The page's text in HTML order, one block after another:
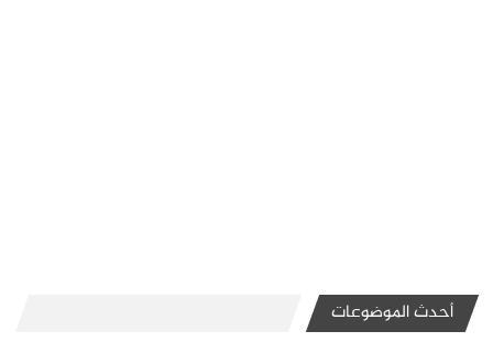
أحدث الموضوعات